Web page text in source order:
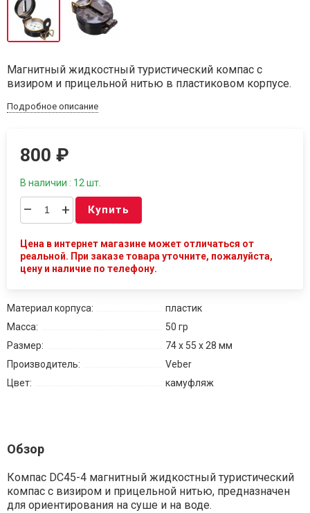
Магнитный жидкостный туристический компас с
визиром и прицельной нитью в пластиковом корпусе.
Подробное описание
800₽
В наличии : 12 шт.
– + Купить
Цена в интернет магазине может отличаться от
реальной. При заказе товара уточните, пожалуйста,
цену и наличие по телефону.
Материал корпуса:
пластик
Масса:
50 гр
Размер:
74 x 55 x 28 мм
Производитель:
Veber
Цвет:
камуфляж
Обзор
Компас DC45-4 магнитный жидкостный туристический
компас с визиром и прицельной нитью, предназначен
для ориентирования на суше и на воде.